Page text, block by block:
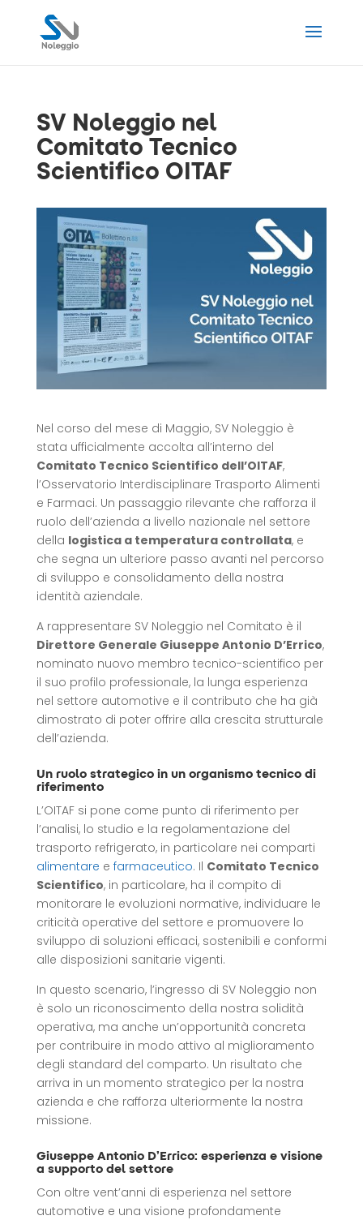
SV Noleggio nel
Comitato Tecnico
Scientifico OITAF
Nel corso del mese di Maggio, SV Noleggio è
stata ufficialmente accolta all’interno del
Comitato Tecnico Scientifico dell’OITAF,
l’Osservatorio Interdisciplinare Trasporto Alimenti
e Farmaci. Un passaggio rilevante che rafforza il
ruolo dell’azienda a livello nazionale nel settore
della logistica a temperatura controllata, e
che segna un ulteriore passo avanti nel percorso
di sviluppo e consolidamento della nostra
identità aziendale.
A rappresentare SV Noleggio nel Comitato è il
Direttore Generale Giuseppe Antonio D’Errico,
nominato nuovo membro tecnico-scientifico per
il suo profilo professionale, la lunga esperienza
nel settore automotive e il contributo che ha già
dimostrato di poter offrire alla crescita strutturale
dell’azienda.
Un ruolo strategico in un organismo tecnico di
riferimento
L’OITAF si pone come punto di riferimento per
l’analisi, lo studio e la regolamentazione del
trasporto refrigerato, in particolare nei comparti
alimentare e farmaceutico. Il Comitato Tecnico
Scientifico, in particolare, ha il compito di
monitorare le evoluzioni normative, individuare le
criticità operative del settore e promuovere lo
sviluppo di soluzioni efficaci, sostenibili e conformi
alle disposizioni sanitarie vigenti.
In questo scenario, l’ingresso di SV Noleggio non
è solo un riconoscimento della nostra solidità
operativa, ma anche un’opportunità concreta
per contribuire in modo attivo al miglioramento
degli standard del comparto. Un risultato che
arriva in un momento strategico per la nostra
azienda e che rafforza ulteriormente la nostra
missione.
Giuseppe Antonio D’Errico: esperienza e visione
a supporto del settore
Con oltre vent’anni di esperienza nel settore
automotive e una visione profondamente